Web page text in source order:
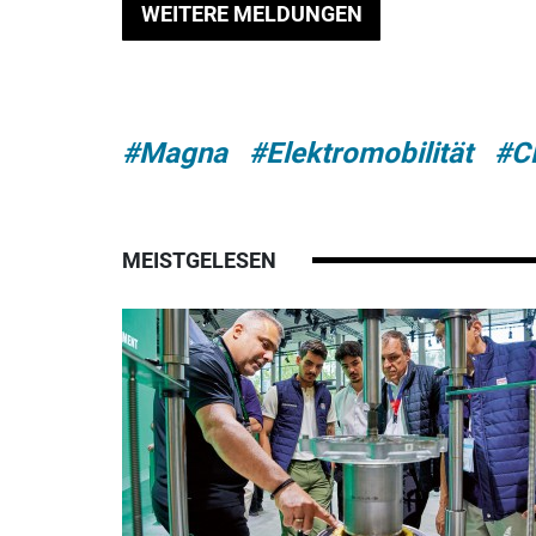
WEITERE MELDUNGEN
#Magna #Elektromobilität
MEISTGELESEN